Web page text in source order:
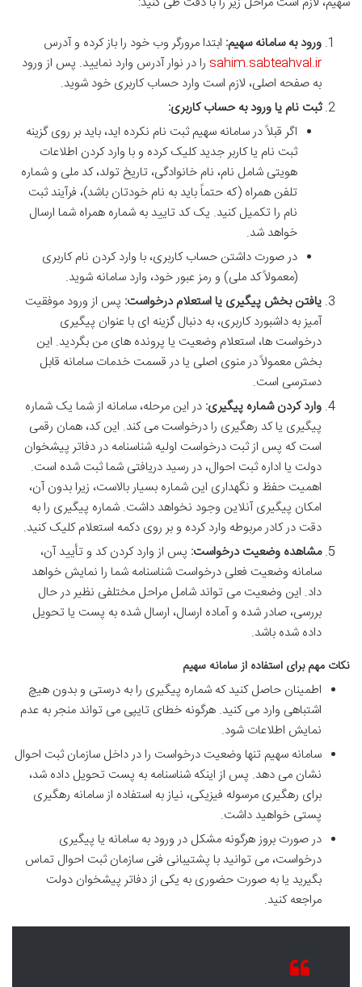
ورود به سامانه سهیم: ابتدا مرورگر وب خود را باز کرده و آدرس
sahim.sabteahval.ir را در نوار آدرس وارد نمایید. پس از ورود
به صفحه اصلی، لازم است وارد حساب کاربری خود شوید.
ثبت نام یا ورود به حساب کاربری:
اگر قبلاً در سامانه سهیم ثبت نام نکرده اید، باید بر روی گزینه
ثبت نام یا کاربر جدید کلیک کرده و با وارد کردن اطلاعات
هویتی شامل نام، نام خانوادگی، تاریخ تولد، کد ملی و شماره
تلفن همراه (که حتماً باید به نام خودتان باشد)، فرآیند ثبت
نام را تکمیل کنید. یک کد تایید به شماره همراه شما ارسال
خواهد شد.
در صورت داشتن حساب کاربری، با وارد کردن نام کاربری
(معمولاً کد ملی) و رمز عبور خود، وارد سامانه شوید.
یافتن بخش پیگیری یا استعلام درخواست: پس از ورود موفقیت
آمیز به داشبورد کاربری، به دنبال گزینه ای با عنوان پیگیری
درخواست ها، استعلام وضعیت یا پرونده های من بگردید. این
بخش معمولاً در منوی اصلی یا در قسمت خدمات سامانه قابل
دسترسی است.
وارد کردن شماره پیگیری: در این مرحله، سامانه از شما یک شماره
پیگیری یا کد رهگیری را درخواست می کند. این کد، همان رقمی
است که پس از ثبت درخواست اولیه شناسنامه در دفاتر پیشخوان
دولت یا اداره ثبت احوال، در رسید دریافتی شما ثبت شده است.
اهمیت حفظ و نگهداری این شماره بسیار بالاست، زیرا بدون آن،
امکان پیگیری آنلاین وجود نخواهد داشت. شماره پیگیری را به
دقت در کادر مربوطه وارد کرده و بر روی دکمه استعلام کلیک کنید.
مشاهده وضعیت درخواست: پس از وارد کردن کد و تأیید آن،
سامانه وضعیت فعلی درخواست شناسنامه شما را نمایش خواهد
داد. این وضعیت می تواند شامل مراحل مختلفی نظیر در حال
بررسی، صادر شده و آماده ارسال، ارسال شده به پست یا تحویل
داده شده باشد.
نکات مهم برای استفاده از سامانه سهیم
اطمینان حاصل کنید که شماره پیگیری را به درستی و بدون هیچ
اشتباهی وارد می کنید. هرگونه خطای تایپی می تواند منجر به عدم
نمایش اطلاعات شود.
سامانه سهیم تنها وضعیت درخواست را در داخل سازمان ثبت احوال
نشان می دهد. پس از اینکه شناسنامه به پست تحویل داده شد،
برای رهگیری مرسوله فیزیکی، نیاز به استفاده از سامانه رهگیری
پستی خواهید داشت.
در صورت بروز هرگونه مشکل در ورود به سامانه یا پیگیری
درخواست، می توانید با پشتیبانی فنی سازمان ثبت احوال تماس
بگیرید یا به صورت حضوری به یکی از دفاتر پیشخوان دولت
مراجعه کنید.